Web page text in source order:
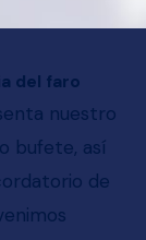
del faro
nuestro
bufete, así
de